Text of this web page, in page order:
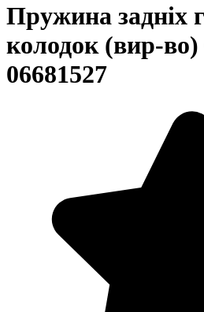
Пружина задніх
колодок (вир-
06681527